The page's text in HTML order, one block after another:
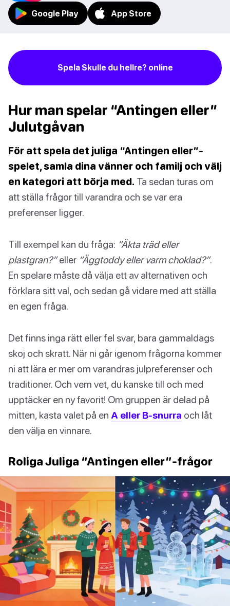
Google Play App Store
Spela Skulle du hellre? online
Hur man spelar “Antingen eller”
Julutgåvan
För att spela det juliga “Antingen eller”-
spelet, samla dina vänner och familj och välj
en kategori att börja med. Ta sedan turas om
att ställa frågor till varandra och se var era
preferenser ligger.
Till exempel kan du fråga: “Äkta träd eller
plastgran?”eller “Äggtoddy eller varm choklad?”.
En spelare måste då välja ett av alternativen och
förklara sitt val, och sedan gå vidare med att ställa
en egen fråga.
Det finns inga rätt eller fel svar, bara gammaldags
skoj och skratt. När ni går igenom frågorna kommer
ni att lära er mer om varandras julpreferenser och
traditioner. Och vem vet, du kanske till och med
upptäcker en ny favorit! Om gruppen är delad på
mitten, kasta valet på en A eller B-snurra och låt
den välja en vinnare.
Roliga Juliga “Antingen eller”-frågor